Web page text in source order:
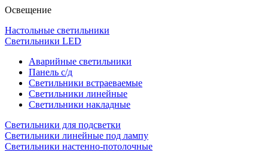
Освещение
Настольные светильники
Светильники LED
Аварийные светильники
Панель с/д
Светильники встраеваемые
Светильники линейные
Светильники накладные
Светильники для подсветки
Светильники линейные под лампу
Светильники настенно-потолочные